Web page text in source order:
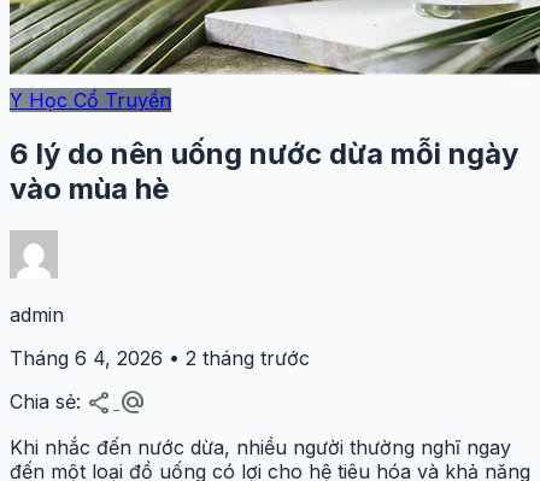
Y Học Cổ Truyền
6 lý do nên uống nước dừa mỗi ngày
vào mùa hè
admin
Tháng 6 4, 2026 • 2 tháng trước
Chia sẻ: share alternate_email
Khi nhắc đến nước dừa, nhiều người thường nghĩ ngay
đến một loại đồ uống có lợi cho hệ tiêu hóa và khả năng